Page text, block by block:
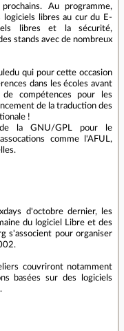
Au programme,
libres au cur du E-
libres et la sécurité,
stands avec de nombreux
qui pour cette occasion
dans les écoles avant
compétences pour les
de la traduction des
!
la GNU/GPL pour le
comme l'AFUL,
d'octobre dernier, les
du logiciel Libre et des
s'associent pour organiser
couvriront notamment
basées sur des logiciels